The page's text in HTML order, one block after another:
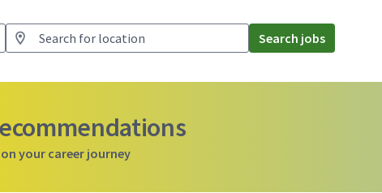
Search jobs
your career journey